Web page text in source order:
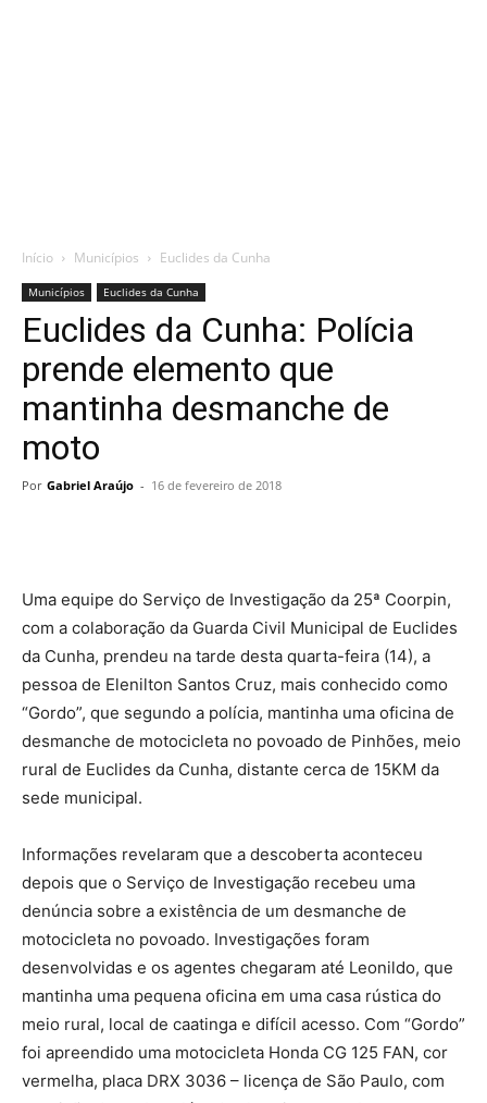
Início Municípios Euclides da Cunha
Municípios Euclides da Cunha
Euclides da Cunha: Polícia
prende elemento que
mantinha desmanche de
moto
Por Gabriel Araújo - 16 de fevereiro de 2018
Uma equipe do Serviço de Investigação da 25ª Coorpin,
com a colaboração da Guarda Civil Municipal de Euclides
da Cunha, prendeu na tarde desta quarta-feira (14), a
pessoa de Elenilton Santos Cruz, mais conhecido como
“Gordo”, que segundo a polícia, mantinha uma oficina de
desmanche de motocicleta no povoado de Pinhões, meio
rural de Euclides da Cunha, distante cerca de 15KM da
sede municipal.
Informações revelaram que a descoberta aconteceu
depois que o Serviço de Investigação recebeu uma
denúncia sobre a existência de um desmanche de
motocicleta no povoado. Investigações foram
desenvolvidas e os agentes chegaram até Leonildo, que
mantinha uma pequena oficina em uma casa rústica do
meio rural, local de caatinga e difícil acesso. Com “Gordo”
foi apreendido uma motocicleta Honda CG 125 FAN, cor
vermelha, placa DRX 3036 – licença de São Paulo, com